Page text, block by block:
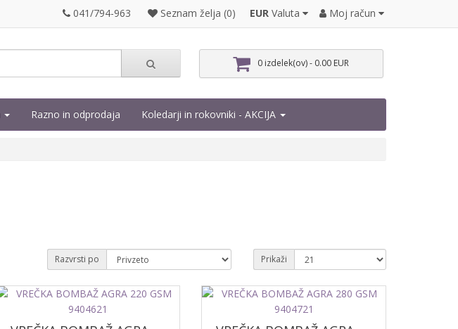
041/794-963 Seznam želja (0) EUR Valuta Moj račun
0 izdelek(ov) - 0.00 EUR
Razno in odprodaja Koledarji in rokovniki - AKCIJA
Razvrsti po Prikaži